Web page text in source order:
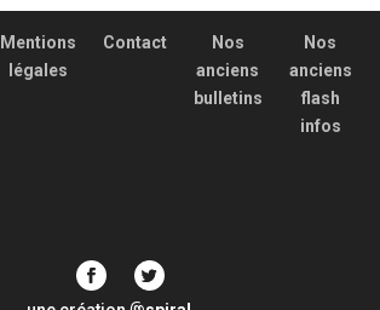
Mentions
légales
Contact
Nos
anciens
bulletins
Nos
anciens
flash
infos